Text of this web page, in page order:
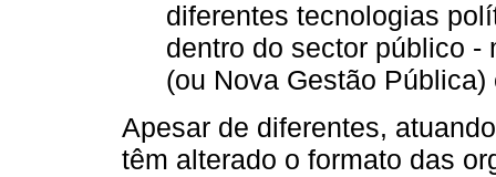
diferentes tecnologias
dentro do sector público -
(ou Nova Gestão
Apesar de diferentes,
têm alterado o formato das